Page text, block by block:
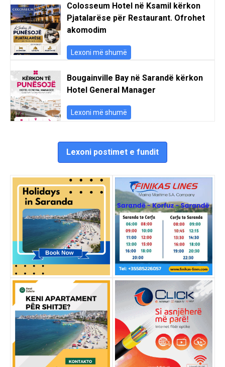
Colosseum Hotel në Ksamil kërkon
Pjatalarëse për Restaurant. Ofrohet
akomodim
Lexoni më shumë
Bougainville Bay në Sarandë kërkon
Hotel General Manager
Lexoni më shumë
Lexoni postimet e fundit